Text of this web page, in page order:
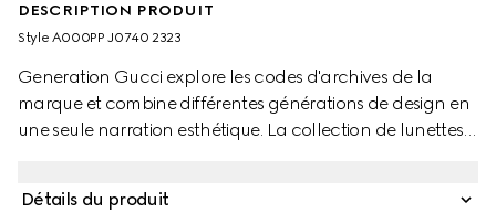
DESCRIPTION PRODUIT
Style ‎A000PP J0740 2323
Generation Gucci explore les codes d'archives de la
marque et combine différentes générations de design en
une seule narration esthétique. La collection de lunettes
Détails du produit